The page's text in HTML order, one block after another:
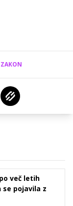
ZAKON
več letih
pojavila z